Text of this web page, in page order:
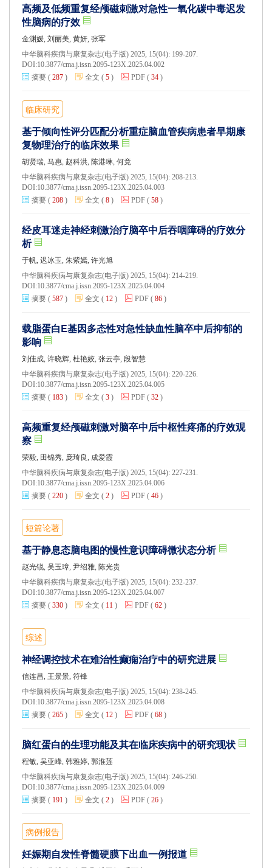
高频及低频重复经颅磁刺激对急性一氧化碳中毒迟发
性脑病的疗效
金渊媛, 刘丽美, 黄妍, 张军
中华脑科疾病与康复杂志(电子版) 2025, 15(04): 199-207.
DOI:10.3877/cma.j.issn.2095-123X.2025.04.002
摘要 ( 287 ) 全文 ( 5 ) PDF ( 34 )
临床研究
基于倾向性评分匹配分析重症脑血管疾病患者早期康
复物理治疗的临床效果
胡贤瑞, 马惠, 赵科洪, 陈港琳, 何竟
中华脑科疾病与康复杂志(电子版) 2025, 15(04): 208-213.
DOI:10.3877/cma.j.issn.2095-123X.2025.04.003
摘要 ( 208 ) 全文 ( 8 ) PDF ( 58 )
经皮耳迷走神经刺激治疗脑卒中后吞咽障碍的疗效分
析
于帆, 迟冰玉, 朱紫嫣, 许光旭
中华脑科疾病与康复杂志(电子版) 2025, 15(04): 214-219.
DOI:10.3877/cma.j.issn.2095-123X.2025.04.004
摘要 ( 587 ) 全文 ( 12 ) PDF ( 86 )
载脂蛋白E基因多态性对急性缺血性脑卒中后抑郁的
影响
刘佳成, 许晓辉, 杜艳姣, 张云亭, 段智慧
中华脑科疾病与康复杂志(电子版) 2025, 15(04): 220-226.
DOI:10.3877/cma.j.issn.2095-123X.2025.04.005
摘要 ( 183 ) 全文 ( 3 ) PDF ( 32 )
高频重复经颅磁刺激对脑卒中后中枢性疼痛的疗效观
察
荣毅, 田锦秀, 庞琦良, 成爱霞
中华脑科疾病与康复杂志(电子版) 2025, 15(04): 227-231.
DOI:10.3877/cma.j.issn.2095-123X.2025.04.006
摘要 ( 220 ) 全文 ( 2 ) PDF ( 46 )
短篇论著
基于静息态脑电图的慢性意识障碍微状态分析
赵光锐, 吴玉璋, 尹绍雅, 陈光贵
中华脑科疾病与康复杂志(电子版) 2025, 15(04): 232-237.
DOI:10.3877/cma.j.issn.2095-123X.2025.04.007
摘要 ( 330 ) 全文 ( 11 ) PDF ( 62 )
综述
神经调控技术在难治性癫痫治疗中的研究进展
信连昌, 王景景, 符锋
中华脑科疾病与康复杂志(电子版) 2025, 15(04): 238-245.
DOI:10.3877/cma.j.issn.2095-123X.2025.04.008
摘要 ( 265 ) 全文 ( 12 ) PDF ( 68 )
脑红蛋白的生理功能及其在临床疾病中的研究现状
程敏, 吴亚峰, 韩雅婷, 郭淮莲
中华脑科疾病与康复杂志(电子版) 2025, 15(04): 246-250.
DOI:10.3877/cma.j.issn.2095-123X.2025.04.009
摘要 ( 191 ) 全文 ( 2 ) PDF ( 26 )
病例报告
妊娠期自发性脊髓硬膜下出血一例报道